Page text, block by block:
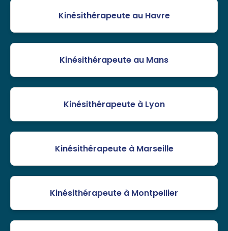
Kinésithérapeute au Havre
Kinésithérapeute au Mans
Kinésithérapeute à Lyon
Kinésithérapeute à Marseille
Kinésithérapeute à Montpellier